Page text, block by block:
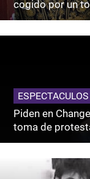
cogido por un
ESPECTACULOS
Piden en
toma de